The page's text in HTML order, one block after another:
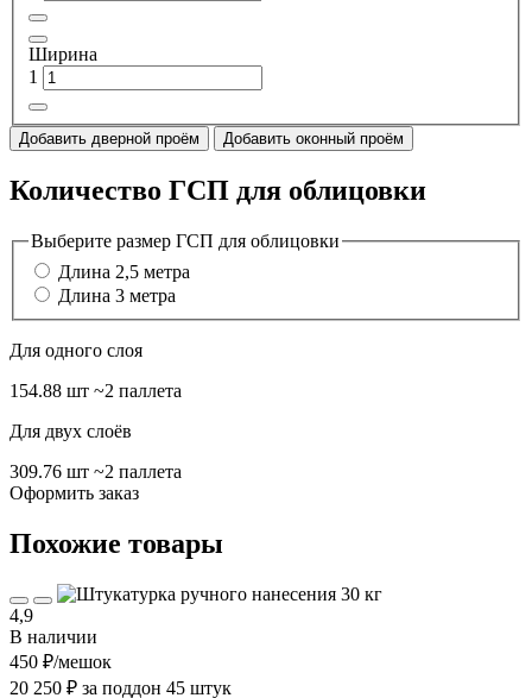
Ширина
1
Добавить дверной проём Добавить оконный проём
Количество ГСП для облицовки
Выберите размер ГСП для облицовки
Длина 2,5 метра
Длина 3 метра
Для одного слоя
154.88 шт ~2 паллета
Для двух слоёв
309.76 шт ~2 паллета
Оформить заказ
Похожие товары
4,9
В наличии
450 ₽/мешок
20 250 ₽ за поддон 45 штук